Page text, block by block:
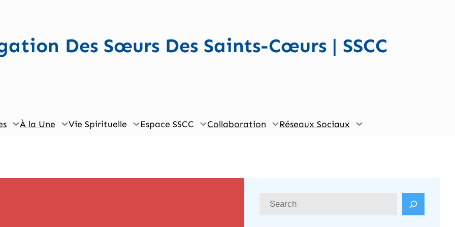
Des Sœurs Des Saints-Cœurs | SSCC
À la Une Vie Spirituelle Espace SSCC Collaboration Réseaux Sociaux